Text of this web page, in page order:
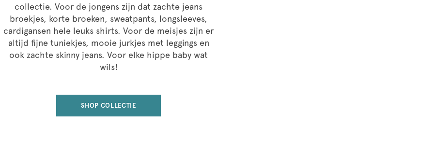
collectie. Voor de jongens zijn dat zachte jeans
broekjes, korte broeken, sweatpants, longsleeves,
cardigansen hele leuks shirts. Voor de meisjes zijn er
altijd fijne tuniekjes, mooie jurkjes met leggings en
ook zachte skinny jeans. Voor elke hippe baby wat
wils!
SHOP COLLECTIE